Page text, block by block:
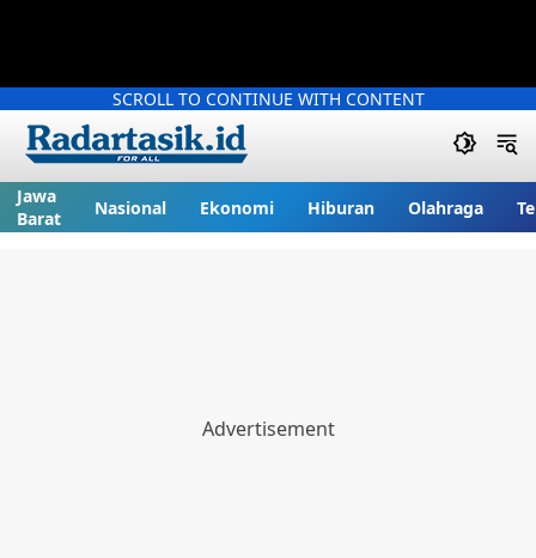
SCROLL TO CONTINUE WITH CONTENT
Jawa
Barat
Nasional Ekonomi Hiburan Olahraga